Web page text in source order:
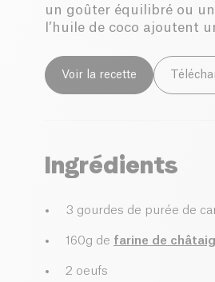
un goûter équilibré ou
l’huile de coco ajoutent
Voir la recette
Ingrédients
3 gourdes de purée de
160g de farine de
2 oeufs